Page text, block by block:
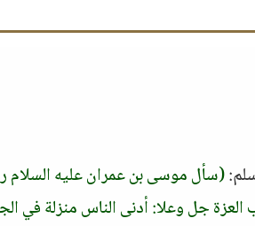
(سأل موسى بن عمران عليه السلام
جل وعلا: أدنى الناس منزلة في